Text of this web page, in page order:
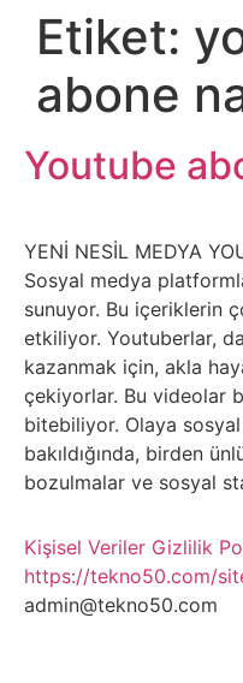
Bankacılık
İşlemleri
Belgesel
Bilgisayar
Bilim
Bitcoin
Bitkiler
Çizgi
Film
Etiket:
abone
Youtube
YENİ NESİL MEDYA
Sosyal medya
sunuyor. Bu içeriklerin
etkiliyor. Youtuberlar,
kazanmak için, akla
çekiyorlar. Bu videolar
bitebiliyor. Olaya
bakıldığında, birden
bozulmalar ve sosyal
Kişisel Veriler Gizlilik
https://tekno50.com/
admin@tekno50.com